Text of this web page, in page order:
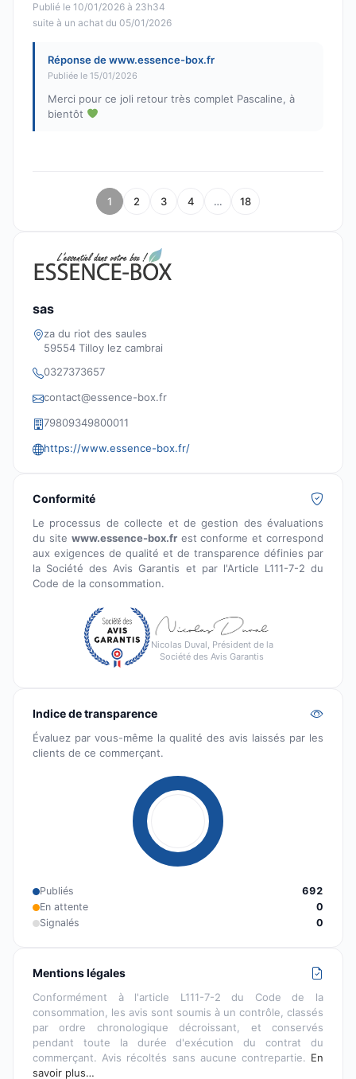
Publié le 10/01/2026 à 23h34
suite à un achat du 05/01/2026
Réponse de www.essence-box.fr
Publiée le 15/01/2026
Merci pour ce joli retour très complet Pascaline, à
bientôt
1 2 3 4 … 18
sas
za du riot des saules
59554 Tilloy lez cambrai
0327373657
contact@essence-box.fr
79809349800011
https://www.essence-box.fr/
Conformité
Le processus de collecte et de gestion des évaluations
du site www.essence-box.frest conforme et correspond
aux exigences de qualité et de transparence définies par
la Société des Avis Garantis et par l'Article L111-7-2 du
Code de la consommation.
Nicolas Duval, Président de la
Société des Avis Garantis
Indice de transparence
Évaluez par vous-même la qualité des avis laissés par les
clients de ce commerçant.
Publiés
692
En attente
0
Signalés
0
Mentions légales
Conformément à l'article L111-7-2 du Code de la
consommation, les avis sont soumis à un contrôle, classés
par ordre chronologique décroissant, et conservés
pendant toute la durée d'exécution du contrat du
commerçant. Avis récoltés sans aucune contrepartie. En
savoir plus…